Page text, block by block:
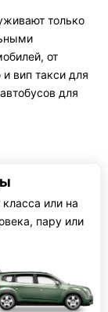
только
от
вип такси для
для
или на
пару или